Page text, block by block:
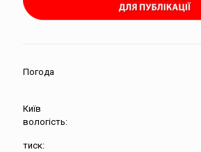
Погода
Київ
вологість:
тиск: